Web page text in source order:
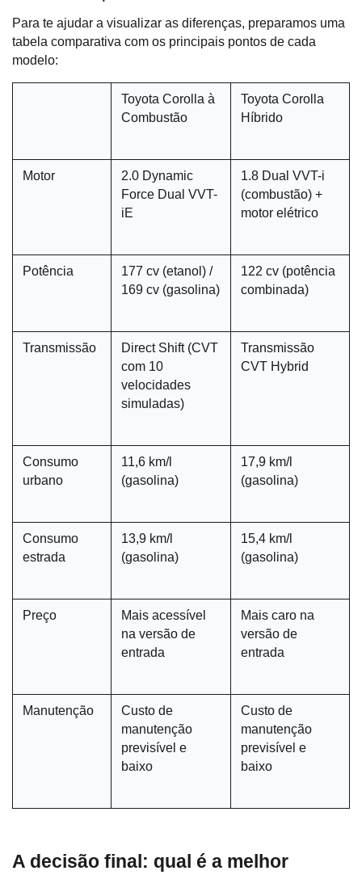
Para te ajudar a visualizar as diferenças, preparamos uma
tabela comparativa com os principais pontos de cada
modelo:
Toyota Corolla à
Combustão
Toyota Corolla
Híbrido
Motor
2.0 Dynamic
Force Dual VVT-
iE
1.8 Dual VVT-i
(combustão) +
motor elétrico
Potência
177 cv (etanol) /
169 cv (gasolina)
122 cv (potência
combinada)
Transmissão
Direct Shift (CVT
com 10
velocidades
simuladas)
Transmissão
CVT Hybrid
Consumo
urbano
11,6 km/l
(gasolina)
17,9 km/l
(gasolina)
Consumo
estrada
13,9 km/l
(gasolina)
15,4 km/l
(gasolina)
Preço
Mais acessível
na versão de
entrada
Mais caro na
versão de
entrada
Manutenção
Custo de
manutenção
previsível e
baixo
Custo de
manutenção
previsível e
baixo
A decisão final: qual é a melhor